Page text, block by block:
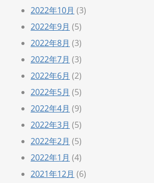
2022年10月 (3)
2022年9月 (5)
2022年8月 (3)
2022年7月 (3)
2022年6月 (2)
2022年5月 (5)
2022年4月 (9)
2022年3月 (5)
2022年2月 (5)
2022年1月 (4)
2021年12月 (6)